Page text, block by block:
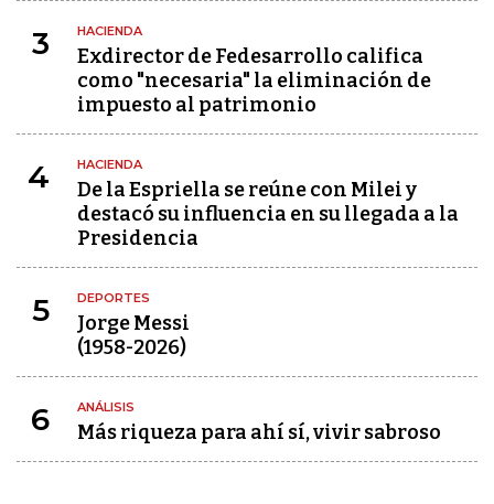
3 HACIENDA
Exdirector de Fedesarrollo califica
como "necesaria" la eliminación de
impuesto al patrimonio
4 HACIENDA
De la Espriella se reúne con Milei y
destacó su influencia en su llegada a la
Presidencia
5 DEPORTES
Jorge Messi
(1958-2026)
6 ANÁLISIS
Más riqueza para ahí sí, vivir sabroso